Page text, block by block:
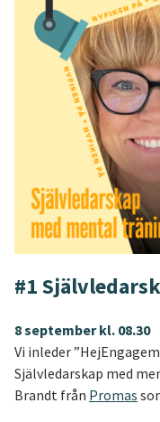
#1
8 september kl. 08.30
Vi inleder
Självledarskap med
Brandt från Promas